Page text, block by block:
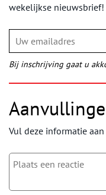
wekelijkse nieuwsbrief!
Bij inschrijving gaat u
Vul deze informatie